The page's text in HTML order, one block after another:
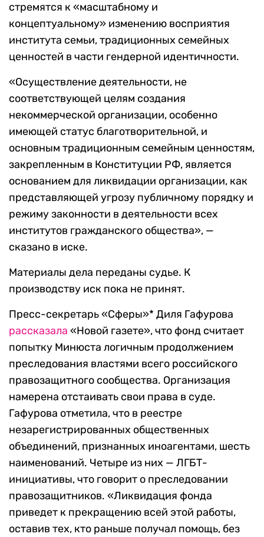
стремятся к «масштабному и
концептуальному» изменению восприятия
института семьи, традиционных семейных
ценностей в части гендерной идентичности.
«Осуществление деятельности, не
соответствующей целям создания
некоммерческой организации, особенно
имеющей статус благотворительной, и
основным традиционным семейным ценностям,
закрепленным в Конституции РФ, является
основанием для ликвидации организации, как
представляющей угрозу публичному порядку и
режиму законности в деятельности всех
институтов гражданского общества», —
сказано в иске.
Материалы дела переданы судье. К
производству иск пока не принят.
Пресс-секретарь «Сферы»* Диля Гафурова
рассказала «Новой газете», что фонд считает
попытку Минюста логичным продолжением
преследования властями всего российского
правозащитного сообщества. Организация
намерена отстаивать свои права в суде.
Гафурова отметила, что в реестре
незарегистрированных общественных
объединений, признанных иноагентами, шесть
наименований. Четыре из них — ЛГБТ-
инициативы, что говорит о преследовании
правозащитников. «Ликвидация фонда
приведет к прекращению всей этой работы,
оставив тех, кто раньше получал помощь, без